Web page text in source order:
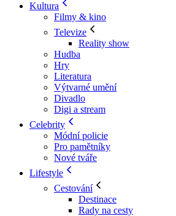
Kultura
Filmy & kino
Televize
Reality show
Hudba
Hry
Literatura
Výtvarné umění
Divadlo
Digi a stream
Celebrity
Módní policie
Pro pamětníky
Nové tváře
Lifestyle
Cestování
Destinace
Rady na cesty